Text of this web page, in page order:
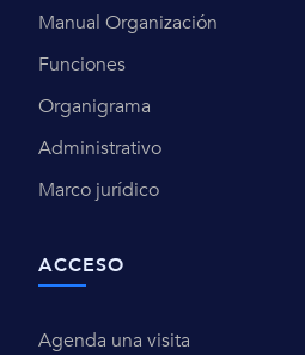
Manual Organización
Funciones
Organigrama
Administrativo
Marco jurídico
ACCESO
Agenda una visita